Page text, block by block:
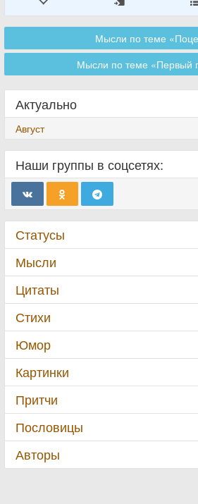
Мысли по теме
Мысли по теме «Первый
Актуально
Август
Наши группы в соцсетях:
Статусы
Мысли
Цитаты
Стихи
Юмор
Картинки
Притчи
Пословицы
Авторы